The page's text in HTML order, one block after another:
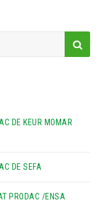
DE KEUR MOMAR
DE SEFA
PRODAC /ENSA